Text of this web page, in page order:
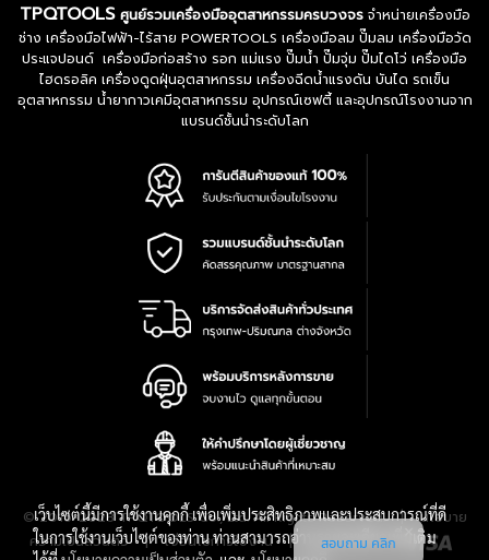
TPQTOOLS ศูนย์รวมเครื่องมืออุตสาหกรรมครบวงจรจำหน่ายเครื่องมือ
ช่าง เครื่องมือไฟฟ้า-ไร้สาย POWERTOOLS เครื่องมือลม ปั๊มลม เครื่องมือวัด
ประแจปอนด์ เครื่องมือก่อสร้าง รอก แม่แรง ปั๊มน้ำ ปั๊มจุ่ม ปั๊มไดโว่ เครื่องมือ
ไฮดรอลิค เครื่องดูดฝุ่นอุตสาหกรรม เครื่องฉีดน้ำแรงดัน บันได รถเข็น
อุตสาหกรรม น้ำยากาวเคมีอุตสาหกรรม อุปกรณ์เซฟตี้ และอุปกรณ์โรงงานจาก
แบรนด์ชั้นนำระดับโลก
© 2016-2028 TPQTOOLS Co., Ltd. All Rights Reserved.|นโยบาย
ความเป็นส่วนตัว|เงื่อนไขการใช้งาน| แผนที่สินค้า
เว็บไซต์นี้มีการใช้งานคุกกี้ เพื่อเพิ่มประสิทธิภาพและประสบการณ์ที่ดี
ในการใช้งานเว็บไซต์ของท่าน ท่านสามารถอ่านรายละเอียดเพิ่มเติม
สอบถาม คลิก